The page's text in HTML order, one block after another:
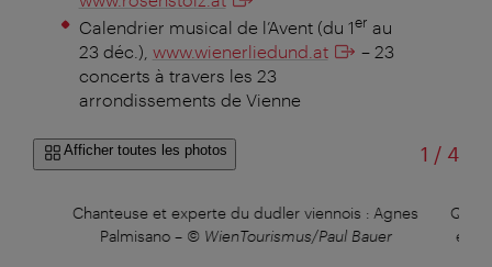
Calendrier musical de l’Avent (du 1er au
23 déc.), www.wienerliedund.at
– 23
concerts à travers les 23
arrondissements de Vienne
Afficher toutes les photos 1 /sur
4
Chanteuse et experte du dudler viennois : Agnes
Palmisano– © WienTourismus/Paul Bauer